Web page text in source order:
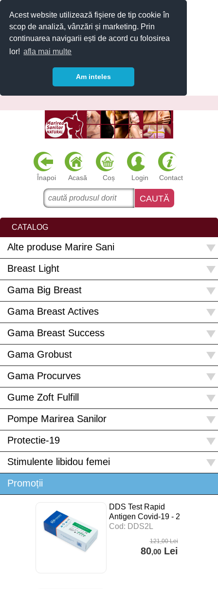
Acest website utilizează fişiere de tip cookie în
scop de analiză, vânzări și marketing. Prin
continuarea navigarii ești de acord cu folosirea
lor! afla mai multe
Am inteles
Înapoi Acasă Coș Login Contact
CATALOG
Alte produse Marire Sani
Breast Light
Gama Big Breast
Gama Breast Actives
Gama Breast Success
Gama Grobust
Gama Procurves
Gume Zoft Fulfill
Pompe Marirea Sanilor
Protectie-19
Stimulente libidou femei
Promoții
DDS Test Rapid
Antigen Covid-19 - 2
buc
Cod: DDS2L
121,00Lei
80,00Lei